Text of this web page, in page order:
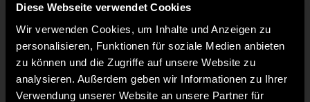
Diese Webseite verwendet Cookies
Wir verwenden Cookies, um Inhalte und Anzeigen zu
personalisieren, Funktionen für soziale Medien anbieten
zu können und die Zugriffe auf unsere Website zu
analysieren. Außerdem geben wir Informationen zu Ihrer
Verwendung unserer Website an unsere Partner für
20'
Abpfiff
Spiel beendet
13' TOR 0:1, FELDTOR